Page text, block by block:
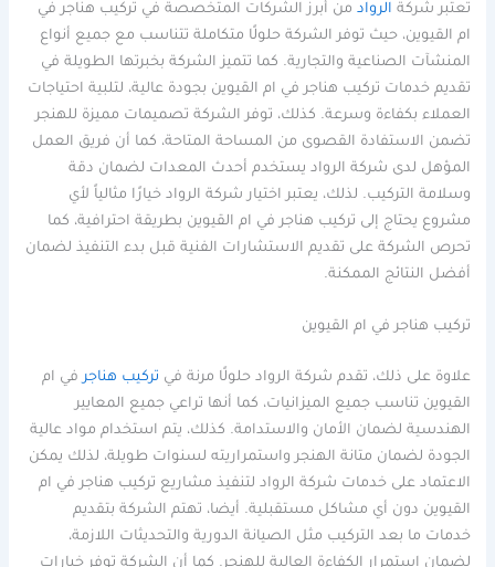
تعتبر شركة الرواد من أبرز الشركات المتخصصة في تركيب هناجر في
ام القيوين، حيث توفر الشركة حلولًا متكاملة تتناسب مع جميع أنواع
المنشآت الصناعية والتجارية. كما تتميز الشركة بخبرتها الطويلة في
تقديم خدمات تركيب هناجر في ام القيوين بجودة عالية، لتلبية احتياجات
العملاء بكفاءة وسرعة. كذلك، توفر الشركة تصميمات مميزة للهنجر
تضمن الاستفادة القصوى من المساحة المتاحة، كما أن فريق العمل
المؤهل لدى شركة الرواد يستخدم أحدث المعدات لضمان دقة
وسلامة التركيب. لذلك، يعتبر اختيار شركة الرواد خيارًا مثالياً لأي
مشروع يحتاج إلى تركيب هناجر في ام القيوين بطريقة احترافية، كما
تحرص الشركة على تقديم الاستشارات الفنية قبل بدء التنفيذ لضمان
أفضل النتائج الممكنة.
تركيب هناجر في ام القيوين
علاوة على ذلك، تقدم شركة الرواد حلولًا مرنة في تركيب هناجر في ام
القيوين تناسب جميع الميزانيات، كما أنها تراعي جميع المعايير
الهندسية لضمان الأمان والاستدامة. كذلك، يتم استخدام مواد عالية
الجودة لضمان متانة الهنجر واستمراريته لسنوات طويلة، لذلك يمكن
الاعتماد على خدمات شركة الرواد لتنفيذ مشاريع تركيب هناجر في ام
القيوين دون أي مشاكل مستقبلية. أيضا، تهتم الشركة بتقديم
خدمات ما بعد التركيب مثل الصيانة الدورية والتحديثات اللازمة،
لضمان استمرار الكفاءة العالية للهنجر. كما أن الشركة توفر خيارات